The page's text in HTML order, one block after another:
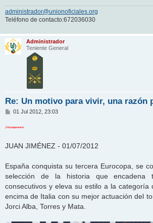
administrador@unionoficiales.org
Teléfono de contacto:672036030
Administrador
Teniente General
Re: Un motivo para vivir, una razón
M
e
01 Jul 2012, 23:03
¡Tricampeones!
JUAN JIMÉNEZ - 01/07/2012
España conquista su tercera Eurocopa, se
selección de la historia que encadena
consecutivos y eleva su estilo a la categoría
encima de Italia con su mejor actuación del
Jorci Alba, Torres y Mata.